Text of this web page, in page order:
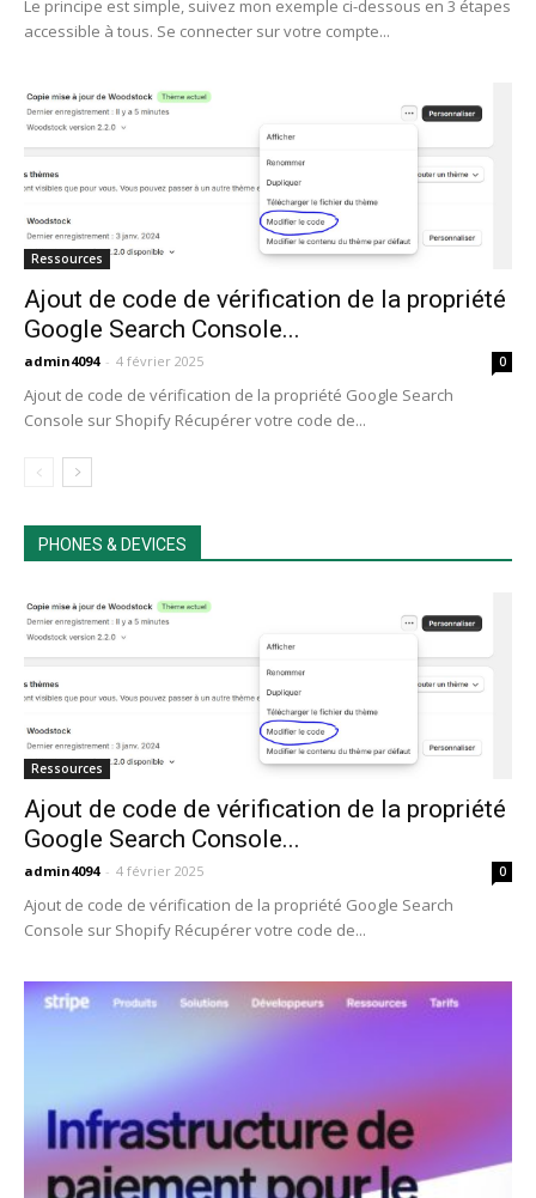
Le principe est simple, suivez mon exemple ci-dessous en 3 étapes
accessible à tous. Se connecter sur votre compte...
Ressources
Ajout de code de vérification de la propriété
Google Search Console...
admin4094 - 4 février 2025 0
Ajout de code de vérification de la propriété Google Search
Console sur Shopify Récupérer votre code de...
PHONES & DEVICES
Ressources
Ajout de code de vérification de la propriété
Google Search Console...
admin4094 - 4 février 2025 0
Ajout de code de vérification de la propriété Google Search
Console sur Shopify Récupérer votre code de...